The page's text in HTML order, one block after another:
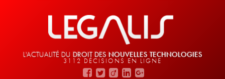
L'ACTUALITÉ DU DROIT DES NOUVELLES TECHNOLOGIES
3112 DÉCISIONS EN LIGNE